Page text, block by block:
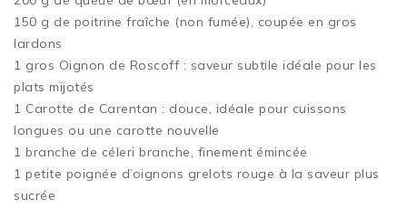
150 g de poitrine fraîche (non fumée), coupée en gros
lardons
1 gros Oignon de Roscoff : saveur subtile idéale pour les
plats mijotés
1 Carotte de Carentan : douce, idéale pour cuissons
longues ou une carotte nouvelle
1 branche de céleri branche, finement émincée
1 petite poignée d’oignons grelots rouge à la saveur plus
sucrée